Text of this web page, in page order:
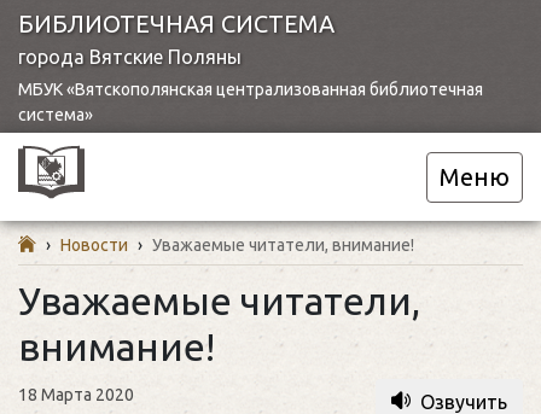
БИБЛИОТЕЧНАЯ СИСТЕМА
города Вятские Поляны
МБУК «Вятскополянская централизованная библиотечная
система»
Меню
› Новости › Уважаемые читатели, внимание!
Уважаемые читатели,
внимание!
18 Марта 2020 Озвучить